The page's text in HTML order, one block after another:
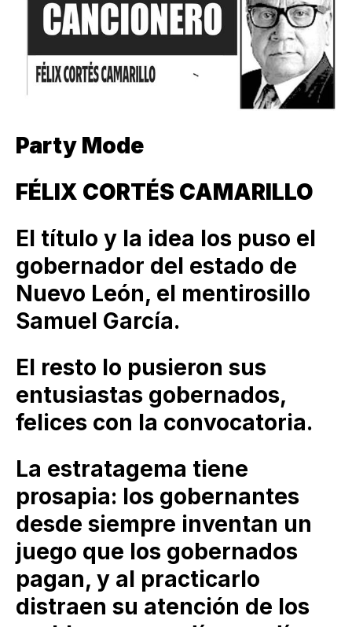
Party Mode
FÉLIX CORTÉS CAMARILLO
El título y la idea los puso el
gobernador del estado de
Nuevo León, el mentirosillo
Samuel García.
El resto lo pusieron sus
entusiastas gobernados,
felices con la convocatoria.
La estratagema tiene
prosapia: los gobernantes
desde siempre inventan un
juego que los gobernados
pagan, y al practicarlo
distraen su atención de los